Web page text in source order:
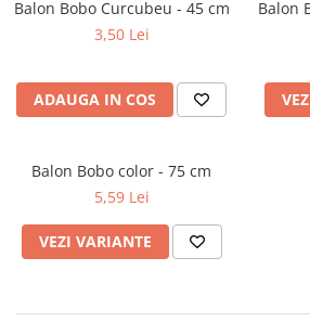
Vaze din sticla
Vase din ceramica
Mobilier urban
Tropicale
Buchete artificiale
Crizantema
Floarea soarelui
Hortensia
Lavanda
Ranunculus
Kit-uri Baloane
Rafii, clipsuri,pompe
Cake toppers
Bannere
Lumanari aniversare
Ghirlande
Balon Bobo Curcubeu - 45 cm
3,50 Lei
ADAUGA IN COS
Balon
Balon Bobo color - 75 cm
5,59 Lei
VEZI VARIANTE